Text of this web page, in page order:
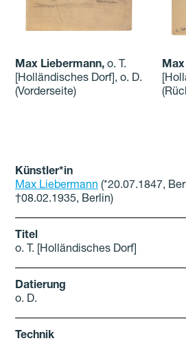
Max Liebermann, o. T.
[Holländisches Dorf], o. D.
(Vorderseite)
Künstler*in
Max Liebermann (*20.07.1847,
†08.02.1935, Berlin)
Titel
o. T. [Holländisches Dorf]
Datierung
o. D.
Technik